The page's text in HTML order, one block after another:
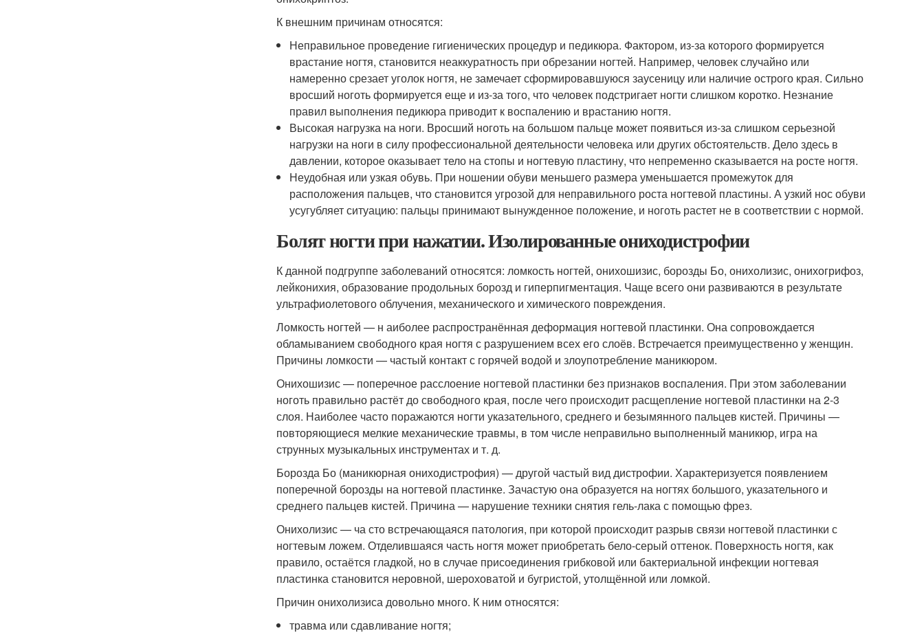
К внешним причинам относятся:
Неправильное проведение гигиенических процедур и педикюра. Фактором, из-за которого формируется
врастание ногтя, становится неаккуратность при обрезании ногтей. Например, человек случайно или
намеренно срезает уголок ногтя, не замечает сформировавшуюся заусеницу или наличие острого края. Сильно
вросший ноготь формируется еще и из-за того, что человек подстригает ногти слишком коротко. Незнание
правил выполнения педикюра приводит к воспалению и врастанию ногтя.
Высокая нагрузка на ноги. Вросший ноготь на большом пальце может появиться из-за слишком серьезной
нагрузки на ноги в силу профессиональной деятельности человека или других обстоятельств. Дело здесь в
давлении, которое оказывает тело на стопы и ногтевую пластину, что непременно сказывается на росте ногтя.
Неудобная или узкая обувь. При ношении обуви меньшего размера уменьшается промежуток для
расположения пальцев, что становится угрозой для неправильного роста ногтевой пластины. А узкий нос обуви
усугубляет ситуацию: пальцы принимают вынужденное положение, и ноготь растет не в соответствии с нормой.
Болят ногти при нажатии. Изолированные ониходистрофии
К данной подгруппе заболеваний относятся: ломкость ногтей, онихошизис, борозды Бо, онихолизис, онихогрифоз,
лейконихия, образование продольных борозд и гиперпигментация. Чаще всего они развиваются в результате
ультрафиолетового облучения, механического и химического повреждения.
Ломкость ногтей — н аиболее распространённая деформация ногтевой пластинки. Она сопровождается
обламыванием свободного края ногтя с разрушением всех его слоёв. Встречается преимущественно у женщин.
Причины ломкости — частый контакт с горячей водой и злоупотребление маникюром.
Онихошизис — поперечное расслоение ногтевой пластинки без признаков воспаления. При этом заболевании
ноготь правильно растёт до свободного края, после чего происходит расщепление ногтевой пластинки на 2-3
слоя. Наиболее часто поражаются ногти указательного, среднего и безымянного пальцев кистей. Причины —
повторяющиеся мелкие механические травмы, в том числе неправильно выполненный маникюр, игра на
струнных музыкальных инструментах и т. д.
Борозда Бо (маникюрная ониходистрофия) — другой частый вид дистрофии. Характеризуется появлением
поперечной борозды на ногтевой пластинке. Зачастую она образуется на ногтях большого, указательного и
среднего пальцев кистей. Причина — нарушение техники снятия гель-лака с помощью фрез.
Онихолизис — ча сто встречающаяся патология, при которой происходит разрыв связи ногтевой пластинки с
ногтевым ложем. Отделившаяся часть ногтя может приобретать бело-серый оттенок. Поверхность ногтя, как
правило, остаётся гладкой, но в случае присоединения грибковой или бактериальной инфекции ногтевая
пластинка становится неровной, шероховатой и бугристой, утолщённой или ломкой.
Причин онихолизиса довольно много. К ним относятся:
травма или сдавливание ногтя;